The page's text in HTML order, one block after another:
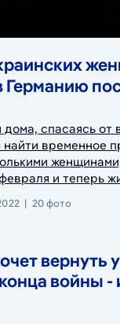
Германию
спасаясь от
найти временное
и теперь
20 фото
вернуть
войны -